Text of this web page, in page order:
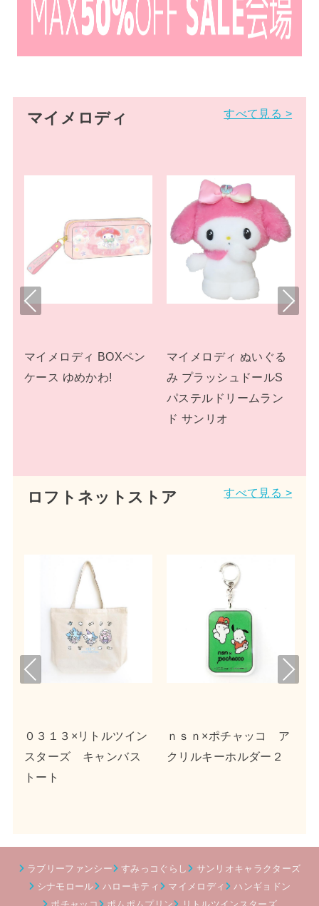
マイメロディ すべて見る >
マイメロディ BOXペン
ケース ゆめかわ!
マイメロディ ぬいぐる
み プラッシュドールS
パステルドリームラン
ド サンリオ
Pre
Nex
ロフトネットストア すべて見る >
０３１３×リトルツイン
スターズ キャンバス
トート
ｎｓｎ×ポチャッコ ア
クリルキーホルダー２
Pre
Nex
ラブリーファンシー すみっコぐらし
サンリオキャラクターズ
シナモロール
ハローキティ マイメロディ
ハンギョドン